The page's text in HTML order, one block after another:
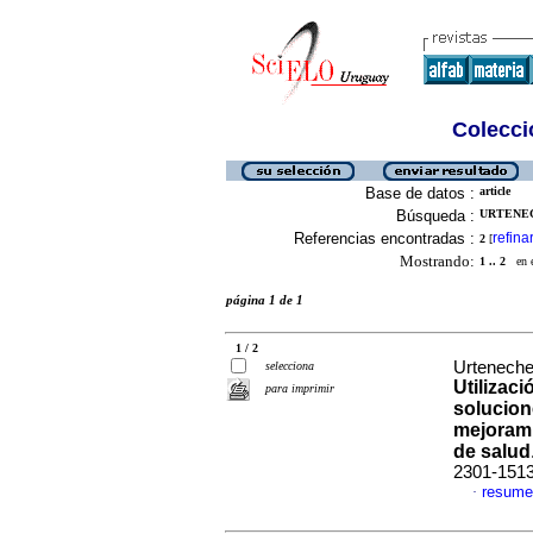
Base de datos : article
Búsqueda :
Referencias encontradas : 2 [refinar
Mostrando: 1 .. 2 en
página 1 de 1
1 / 2
selecciona
para imprimir
de salud
2301-
·